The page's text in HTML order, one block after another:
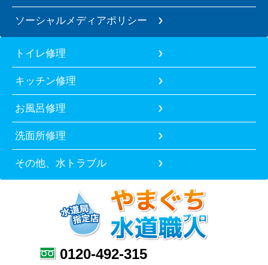
ソーシャルメディアポリシー
トイレ修理
キッチン修理
お風呂修理
洗面所修理
その他、水トラブル
0120-492-315